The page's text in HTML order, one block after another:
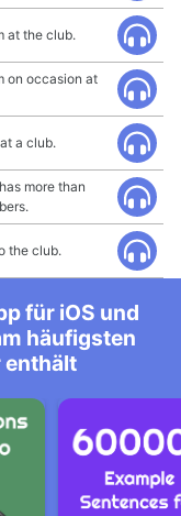
at the club.
on occasion at
a club.
more than
the club.
für iOS und
häufigsten
enthält